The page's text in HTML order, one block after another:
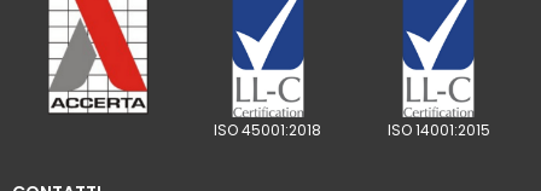
ISO 45001:2018 ISO 14001:2015